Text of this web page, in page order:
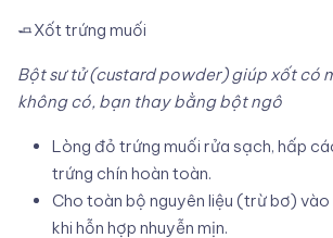
🧈Xốt trứng muối
Bột sư tử (custard powder) giúp xốt có
không có, bạn thay bằng bột ngô
Lòng đỏ trứng muối rửa sạch, hấp
trứng chín hoàn toàn.
Cho toàn bộ nguyên liệu (trừ bơ)
khi hỗn hợp nhuyễn mịn.